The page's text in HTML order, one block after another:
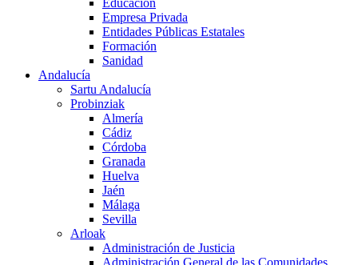
Educación
Empresa Privada
Entidades Públicas Estatales
Formación
Sanidad
Andalucía
Sartu Andalucía
Probinziak
Almería
Cádiz
Córdoba
Granada
Huelva
Jaén
Málaga
Sevilla
Arloak
Administración de Justicia